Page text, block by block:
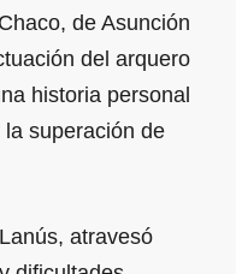
de Asunción
del arquero
historia personal
superación de
atravesó